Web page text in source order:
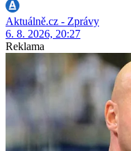
Aktuálně.cz - Zprávy
6. 8. 2026, 20:27
Reklama